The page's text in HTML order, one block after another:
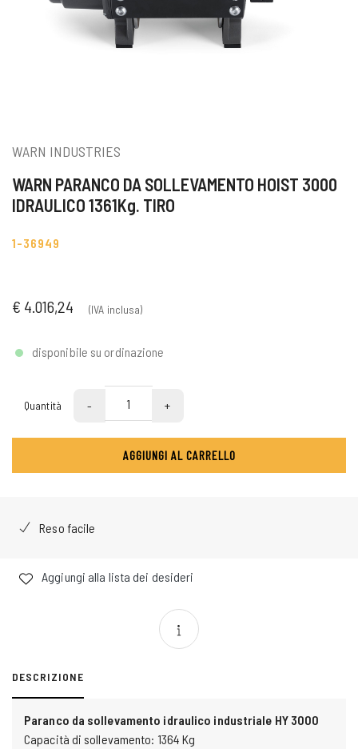
WARN INDUSTRIES
WARN PARANCO DA SOLLEVAMENTO HOIST 3000
IDRAULICO 1361Kg. TIRO
1-36949
€ 4.016,24 (IVA inclusa)
disponibile su ordinazione
Quantità - +
AGGIUNGI AL CARRELLO
Reso facile
Aggiungi alla lista dei desideri
DESCRIZIONE
Paranco da sollevamento idraulico industriale HY 3000
Capacità di sollevamento: 1364 Kg